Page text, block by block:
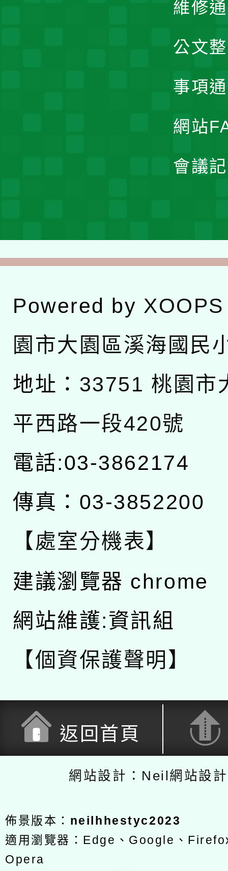
維修
公文
事項
網站
會議
Powered by XOOPS
園市大園區溪海國民
地址： 33751 桃園市
平西路一段420號
電話:03-3862174
傳真：03-3852200
【處室分機表】
建議瀏覽器 chrome
網站維護:資訊組
【個資保護聲明】
返回首頁
網站設計：Neil網站設
佈景版本： neilhhestyc2023
適用瀏覽器：Edge、Google、
Opera